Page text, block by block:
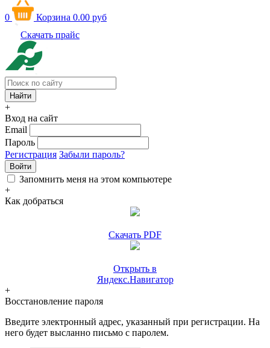
0 Корзина 0.00 руб
Скачать прайс
+
Вход на сайт
Email
Пароль
Регистрация Забыли пароль?
Войти
Запомнить меня на этом компьютере
+
Как добраться
Скачать PDF
Открыть в
Яндекс.Навигатор
+
Восстановление пароля
Введите электронный адрес, указанный при регистрации. На
него будет высланно письмо с паролем.